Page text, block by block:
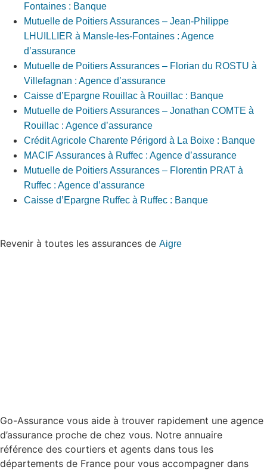
Fontaines : Banque
Mutuelle de Poitiers Assurances – Jean-Philippe
LHUILLIER à Mansle-les-Fontaines : Agence
d’assurance
Mutuelle de Poitiers Assurances – Florian du ROSTU à
Villefagnan : Agence d’assurance
Caisse d’Epargne Rouillac à Rouillac : Banque
Mutuelle de Poitiers Assurances – Jonathan COMTE à
Rouillac : Agence d’assurance
Crédit Agricole Charente Périgord à La Boixe : Banque
MACIF Assurances à Ruffec : Agence d’assurance
Mutuelle de Poitiers Assurances – Florentin PRAT à
Ruffec : Agence d’assurance
Caisse d’Epargne Ruffec à Ruffec : Banque
Revenir à toutes les assurances de Aigre
Go-Assurance vous aide à trouver rapidement une agence
d’assurance proche de chez vous. Notre annuaire
référence des courtiers et agents dans tous les
départements de France pour vous accompagner dans